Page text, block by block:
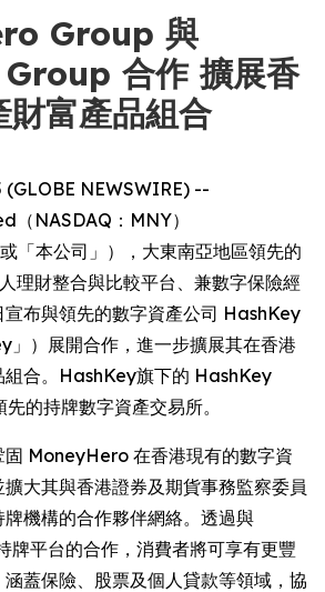
Group 與
合作 擴展香
財富產品組合
(GLOBE NEWSWIRE) --
NASDAQ：MNY）
「本公司」），大東南亞地區領先的
理財整合與比較平台、兼數字保險經
宣布與領先的數字資產公司 HashKey
）展開合作，進一步擴展其在香港
組合。HashKey旗下的 HashKey
的持牌數字資產交易所。
固 MoneyHero 在香港現有的數字資
大其與香港證券及期貨事務監察委員
機構的合作夥伴網絡。透過與
牌平台的合作，消費者將可享有更豐
蓋保險、股票及個人貸款等領域，協